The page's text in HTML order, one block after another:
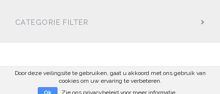
CATEGORIE FILTER
Door deze veilingsite te gebruiken, gaat u akkoord met ons gebruik van
cookies om uw ervaring te verbeteren.
Ok Zie ons privacybeleid voor meer informatie